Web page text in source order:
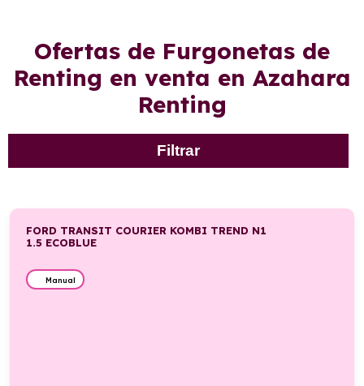
Ofertas de Furgonetas de
Renting en venta en Azahara
Renting
Filtrar
FORD TRANSIT COURIER KOMBI TREND N1
1.5 ECOBLUE
Manual